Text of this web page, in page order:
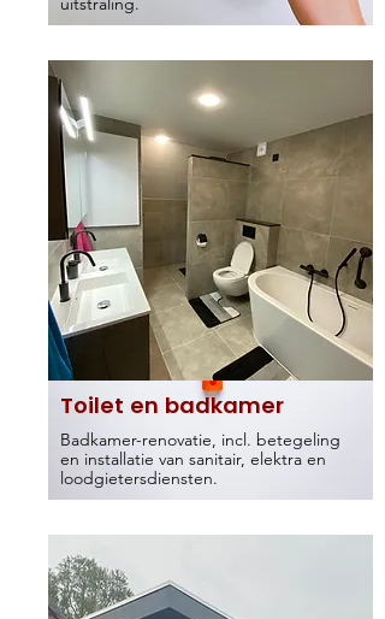
Toilet en badkamer
Badkamer-renovatie, incl. betegeling
en installatie van sanitair, elektra en
loodgietersdiensten.